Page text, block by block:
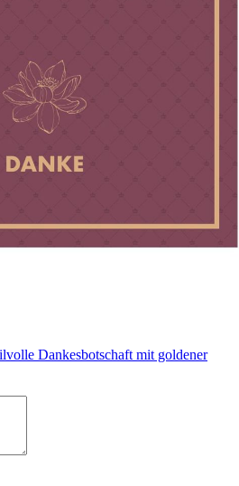
Dankesbotschaft mit goldener